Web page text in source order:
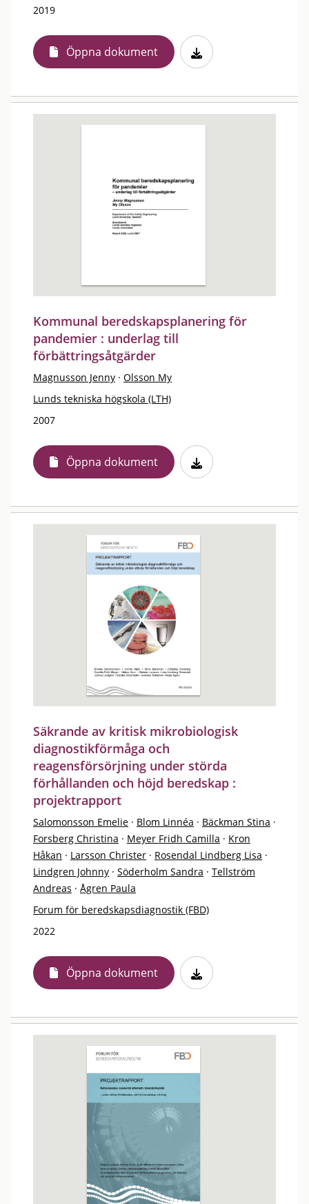
2019
Öppna dokument
Kommunal beredskapsplanering för
pandemier : underlag till
förbättringsåtgärder
Magnusson Jenny · Olsson My
Lunds tekniska högskola (LTH)
2007
Öppna dokument
Säkrande av kritisk mikrobiologisk
diagnostikförmåga och
reagensförsörjning under störda
förhållanden och höjd beredskap :
projektrapport
Salomonsson Emelie · Blom Linnéa · Bäckman Stina ·
Forsberg Christina · Meyer Fridh Camilla · Kron
Håkan · Larsson Christer · Rosendal Lindberg Lisa ·
Lindgren Johnny · Söderholm Sandra · Tellström
Andreas · Ågren Paula
Forum för beredskapsdiagnostik (FBD)
2022
Öppna dokument